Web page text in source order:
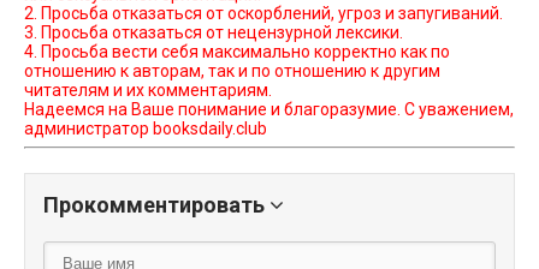
2. Просьба отказаться от оскорблений, угроз и запугиваний.
3. Просьба отказаться от нецензурной лексики.
4. Просьба вести себя максимально корректно как по
отношению к авторам, так и по отношению к другим
читателям и их комментариям.
Надеемся на Ваше понимание и благоразумие. С уважением,
администратор booksdaily.club
Прокомментировать